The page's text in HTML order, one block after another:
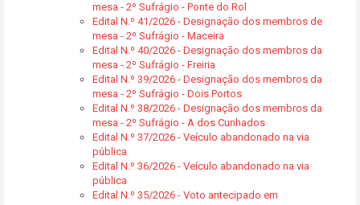
mesa - 2º Sufrágio - Ponte do Rol
Edital N.º 41/2026 - Designação dos membros de
mesa - 2º Sufrágio - Maceira
Edital N.º 40/2026 - Designação dos membros da
mesa - 2º Sufrágio - Freiria
Edital N.º 39/2026 - Designação dos membros da
mesa - 2º Sufrágio - Dois Portos
Edital N.º 38/2026 - Designação dos membros da
mesa - 2º Sufrágio - A dos Cunhados
Edital N.º 37/2026 - Veículo abandonado na via
pública
Edital N.º 36/2026 - Veículo abandonado na via
pública
Edital N.º 35/2026 - Voto antecipado em